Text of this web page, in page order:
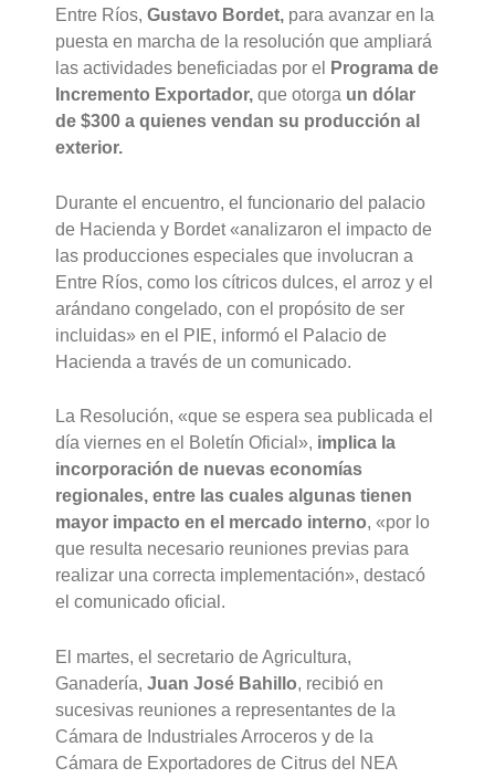
Entre Ríos, Gustavo Bordet, para avanzar en la
puesta en marcha de la resolución que ampliará
las actividades beneficiadas por el
Programa de
Incremento Exportador, que otorga un dólar
de $300 a quienes vendan su producción al
exterior.
Durante el encuentro, el funcionario del palacio
de Hacienda y Bordet «analizaron el impacto de
las producciones especiales que involucran a
Entre Ríos, como los cítricos dulces, el arroz y el
arándano congelado, con el propósito de ser
incluidas» en el PIE, informó el Palacio de
Hacienda a través de un comunicado.
La Resolución, «que se espera sea publicada el
día viernes en el Boletín Oficial», implica la
incorporación de nuevas economías
regionales, entre las cuales algunas tienen
mayor impacto en el mercado interno, «por lo
que resulta necesario reuniones previas para
realizar una correcta implementación», destacó
el comunicado oficial.
El martes, el secretario de Agricultura,
Ganadería,Juan José Bahillo, recibió en
sucesivas reuniones a representantes de la
Cámara de Industriales Arroceros y de la
Cámara de Exportadores de Citrus del NEA